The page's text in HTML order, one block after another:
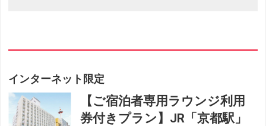
インターネット限定
【ご宿泊者専用ラウンジ利用
券付きプラン】JR「京都駅」